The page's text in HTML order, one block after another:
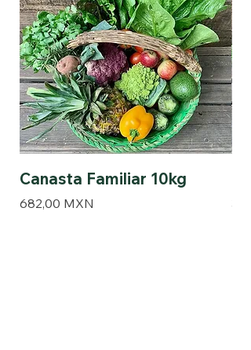
Canasta Familiar 10kg
Precio
682,00 MXN